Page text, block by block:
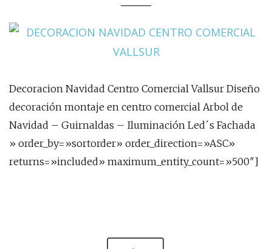
Decoracion Navidad Centro Comercial Vallsur Diseño
decoración montaje en centro comercial Arbol de
Navidad – Guirnaldas – Iluminación Led´s Fachada
» order_by=»sortorder» order_direction=»ASC»
returns=»included» maximum_entity_count=»500″]